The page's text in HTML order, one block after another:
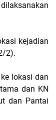
kejadian
2).
lokasi dan
dan KN
dan Pantai